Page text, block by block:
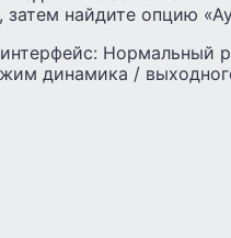
найдите опцию
динамика /